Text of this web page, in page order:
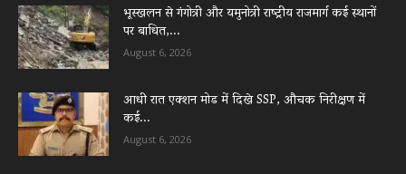
भूस्खलन से गंगोत्री और यमुनोत्री राष्ट्रीय राजमार्ग कई स्थानों
पर बाधित,...
August 6, 2026
आधी रात एक्शन मोड में दिखे SSP, औचक निरीक्षण में
कई...
August 6, 2026